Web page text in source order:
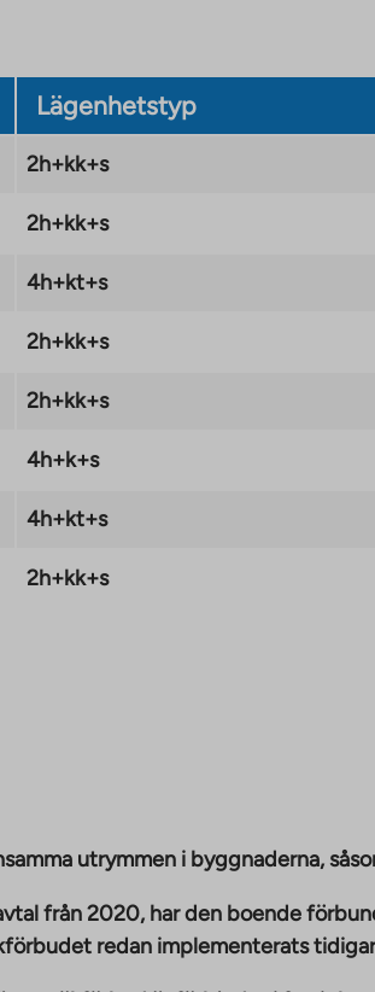
Lägenhetstyp
2h+kk+s
2h+kk+s
4h+kt+s
2h+kk+s
2h+kk+s
4h+k+s
4h+kt+s
2h+kk+s
utrymmen i byggnaderna,
från 2020, har den boende
redan implementerats